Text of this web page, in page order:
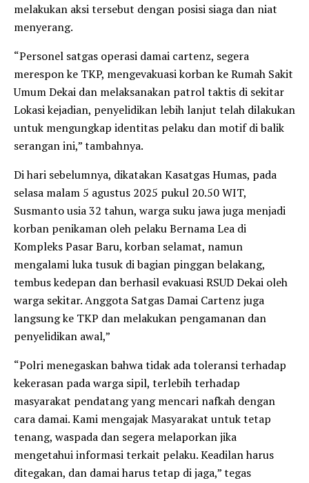
melakukan aksi tersebut dengan posisi siaga dan niat
menyerang.
“Personel satgas operasi damai cartenz, segera
merespon ke TKP, mengevakuasi korban ke Rumah Sakit
Umum Dekai dan melaksanakan patrol taktis di sekitar
Lokasi kejadian, penyelidikan lebih lanjut telah dilakukan
untuk mengungkap identitas pelaku dan motif di balik
serangan ini,” tambahnya.
Di hari sebelumnya, dikatakan Kasatgas Humas, pada
selasa malam 5 agustus 2025 pukul 20.50 WIT,
Susmanto usia 32 tahun, warga suku jawa juga menjadi
korban penikaman oleh pelaku Bernama Lea di
Kompleks Pasar Baru, korban selamat, namun
mengalami luka tusuk di bagian pinggan belakang,
tembus kedepan dan berhasil evakuasi RSUD Dekai oleh
warga sekitar. Anggota Satgas Damai Cartenz juga
langsung ke TKP dan melakukan pengamanan dan
penyelidikan awal,”
“Polri menegaskan bahwa tidak ada toleransi terhadap
kekerasan pada warga sipil, terlebih terhadap
masyarakat pendatang yang mencari nafkah dengan
cara damai. Kami mengajak Masyarakat untuk tetap
tenang, waspada dan segera melaporkan jika
mengetahui informasi terkait pelaku. Keadilan harus
ditegakan, dan damai harus tetap di jaga,” tegas